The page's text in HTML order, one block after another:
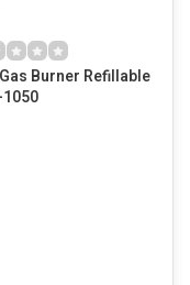
Burner Refillable